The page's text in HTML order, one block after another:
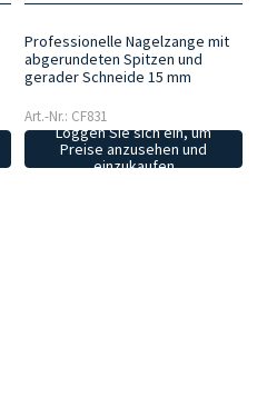
Professionelle Nagelzange mit
abgerundeten Spitzen und
gerader Schneide 15 mm
Art.-Nr.: CF831
Loggen Sie sich ein, um
Preise anzusehen und
einzukaufen